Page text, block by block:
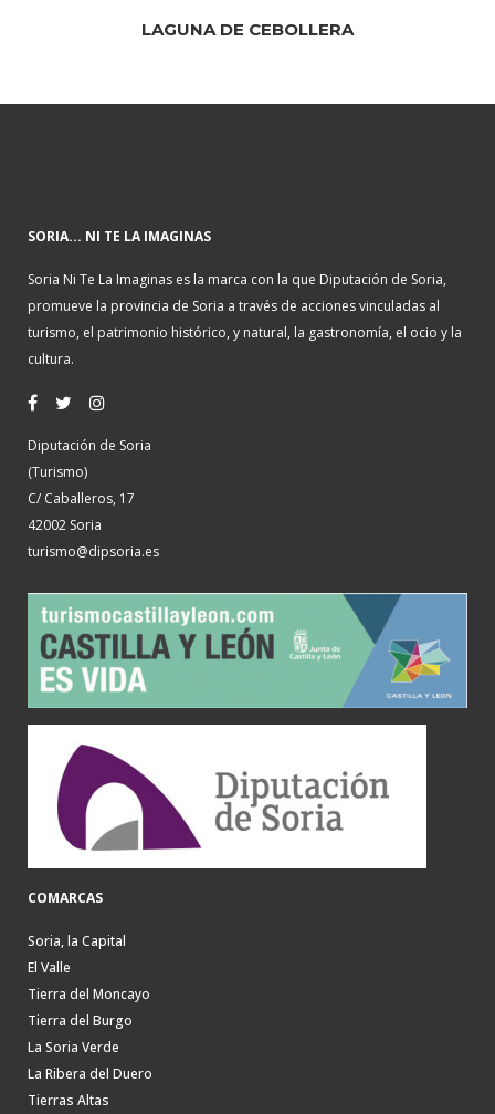
LAGUNA DE CEBOLLERA
SORIA... NI TE LA IMAGINAS
Soria Ni Te La Imaginas es la marca con la que Diputación de Soria,
promueve la provincia de Soria a través de acciones vinculadas al
turismo, el patrimonio histórico, y natural, la gastronomía, el ocio y la
cultura.
Diputación de Soria
(Turismo)
C/ Caballeros, 17
42002 Soria
turismo@dipsoria.es
COMARCAS
Soria, la Capital
El Valle
Tierra del Moncayo
Tierra del Burgo
La Soria Verde
La Ribera del Duero
Tierras Altas